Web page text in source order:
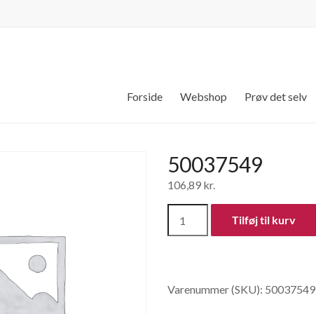
Forside Webshop Prøv det selv
50037549
106,89 kr.
Tilføj til kurv
Varenummer (SKU): 50037549